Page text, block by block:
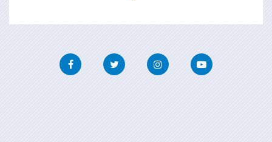
FacebookTwitter InstagramYoutube